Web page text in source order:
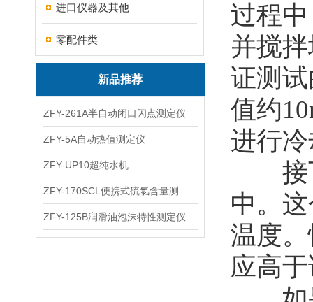
进口仪器及其他
零配件类
新品推荐
ZFY-261A半自动闭口闪点测定仪
ZFY-5A自动热值测定仪
ZFY-UP10超纯水机
ZFY-125B润滑油泡沫特性测定仪
过程
并搅
证测
值约
进行
接下
中。
温度
应高